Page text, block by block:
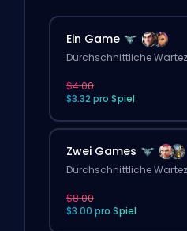
Ein Game
Durchschnittliche
$4.00
$3.32 pro Spiel
Zwei Games
Durchschnittliche
$8.00
$3.00 pro Spiel